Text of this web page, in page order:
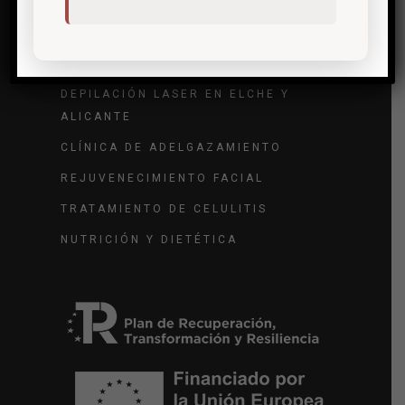
TRATAMIENTO DE VARICES
DEPILACIÓN LASER EN ELCHE Y
ALICANTE
CLÍNICA DE ADELGAZAMIENTO
REJUVENECIMIENTO FACIAL
TRATAMIENTO DE CELULITIS
NUTRICIÓN Y DIETÉTICA